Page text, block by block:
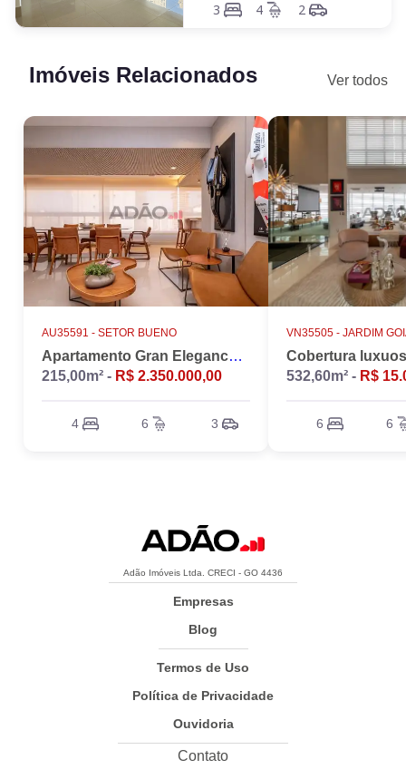
3 4 2
Imóveis Relacionados Ver todos
AU35591 - SETOR BUENO
Apartamento Gran Elegance - 4 suites + Home Office
215,00m² - R$ 2.350.000,00
4 6 3
VN35505 - JARDIM
532,60m² - R$
6 6
Adão Imóveis Ltda. CRECI - GO 4436
Empresas
Blog
Termos de Uso
Política de Privacidade
Ouvidoria
Contato